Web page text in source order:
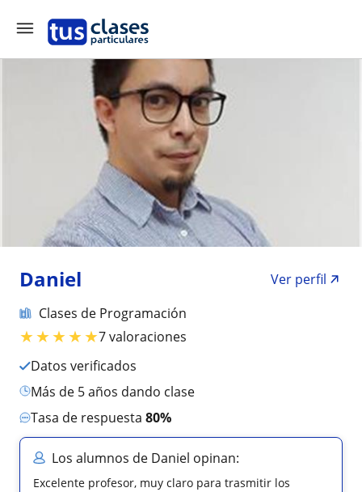
Daniel
Ver perfil
Clases de Programación
★★★★★7 valoraciones
Datos verificados
más de 5 años dando clase
Tasa de respuesta 80%
Los alumnos de Daniel opinan:
Excelente profesor, muy claro para trasmitir los